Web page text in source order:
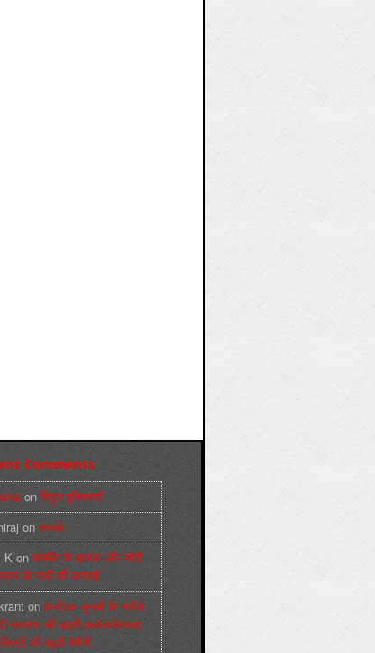
Comments
onबिगुल पुस्तिकाएँ
on सम्पर्क
Konकश्मीर के हालात और मोदी
के दावों की सच्चाई
onकर्नाटक चुनावों के नतीजे,
सरकार की बढ़ती अलोकप्रियता,
की बढ़ती बेचैनी,